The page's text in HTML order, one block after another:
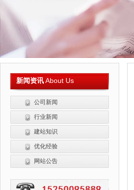
新闻资讯About Us
公司新闻
行业新闻
建站知识
优化经验
网站公告